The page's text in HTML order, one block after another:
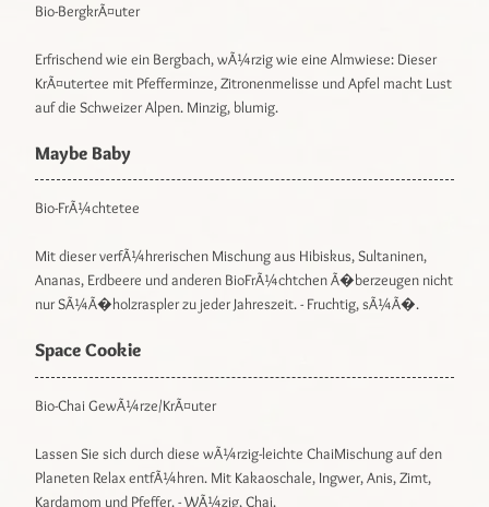
Bio-BergkrÃ¤uter
Erfrischend wie ein Bergbach, wÃ¼rzig wie eine Almwiese: Dieser
KrÃ¤utertee mit Pfefferminze, Zitronenmelisse und Apfel macht Lust
auf die Schweizer Alpen. Minzig, blumig.
Maybe Baby
Bio-FrÃ¼chtetee
Mit dieser verfÃ¼hrerischen Mischung aus Hibiskus, Sultaninen,
Ananas, Erdbeere und anderen BioFrÃ¼chtchen Ã�berzeugen nicht
nur SÃ¼Ã�holzraspler zu jeder Jahreszeit. - Fruchtig, sÃ¼Ã�.
Space Cookie
Bio-Chai GewÃ¼rze/KrÃ¤uter
Lassen Sie sich durch diese wÃ¼rzig-leichte ChaiMischung auf den
Planeten Relax entfÃ¼hren. Mit Kakaoschale, Ingwer, Anis, Zimt,
Kardamom und Pfeffer. - WÃ¼zig, Chai.